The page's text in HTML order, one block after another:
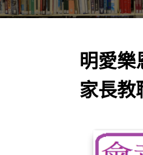
明愛樂
家長教